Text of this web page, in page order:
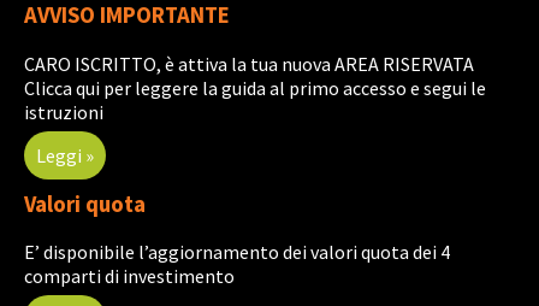
AVVISO IMPORTANTE
CARO ISCRITTO, è attiva la tua nuova AREA RISERVATA
Clicca qui per leggere la guida al primo accesso e segui le
istruzioni
Leggi »
Valori quota
E’ disponibile l’aggiornamento dei valori quota dei 4
comparti di investimento